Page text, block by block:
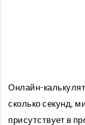
Онлайн-
сколько секунд,
присутствует в